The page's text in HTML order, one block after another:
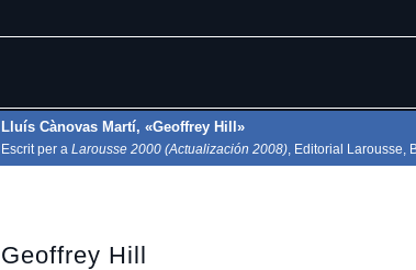
Geoffrey Hill
Lluís Cànovas Martí, «Geoffrey Hill»
Escrit per a Larousse 2000 (Actualización 2008), Editorial Larousse,